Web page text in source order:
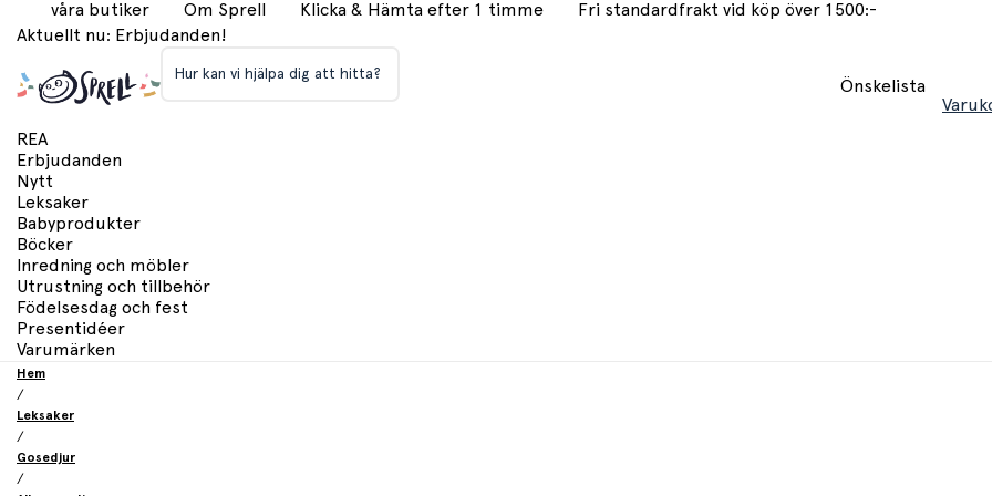
våra butiker Om Sprell Klicka & Hämta efter 1 timme
Fri standardfrakt vid köp över 1500:-
Aktuellt nu: Erbjudanden!
Hur kan vi hjälpa dig att hitta?
Önskelista
REA
Erbjudanden
Nytt
Leksaker
Babyprodukter
Böcker
Inredning och möbler
Utrustning och tillbehör
Födelsesdag och fest
Presentidéer
Varumärken
Hem
/
Leksaker
/
Gosedjur
/